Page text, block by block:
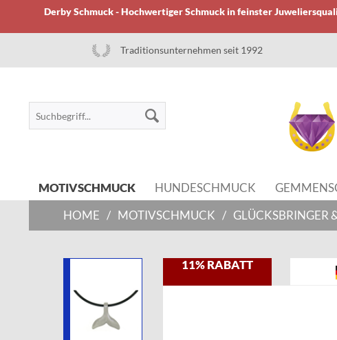
Derby Schmuck - Hochwertiger Schmuck in feinster
Traditionsunternehmen seit 1992
MOTIVSCHMUCK HUNDESCHMUCK
HOME / MOTIVSCHMUCK / GLÜCKSBRINGER
11% RABATT